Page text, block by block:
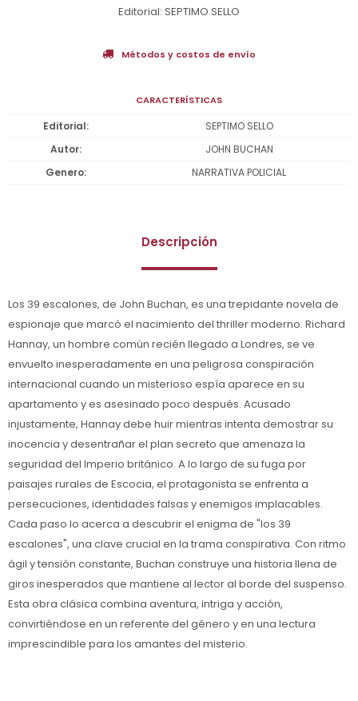
Editorial: SEPTIMO SELLO
Métodos y costos de envío
CARACTERÍSTICAS
Editorial
SEPTIMO SELLO
Autor
JOHN BUCHAN
Genero
NARRATIVA POLICIAL
Descripción
Los 39 escalones, de John Buchan, es una trepidante novela de
espionaje que marcó el nacimiento del thriller moderno. Richard
Hannay, un hombre común recién llegado a Londres, se ve
envuelto inesperadamente en una peligrosa conspiración
internacional cuando un misterioso espía aparece en su
apartamento y es asesinado poco después. Acusado
injustamente, Hannay debe huir mientras intenta demostrar su
inocencia y desentrañar el plan secreto que amenaza la
seguridad del Imperio británico. A lo largo de su fuga por
paisajes rurales de Escocia, el protagonista se enfrenta a
persecuciones, identidades falsas y enemigos implacables.
Cada paso lo acerca a descubrir el enigma de "los 39
escalones", una clave crucial en la trama conspirativa. Con ritmo
ágil y tensión constante, Buchan construye una historia llena de
giros inesperados que mantiene al lector al borde del suspenso.
Esta obra clásica combina aventura, intriga y acción,
convirtiéndose en un referente del género y en una lectura
imprescindible para los amantes del misterio.